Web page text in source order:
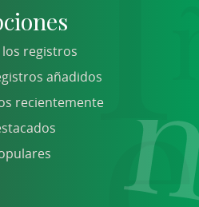
los registros
añadidos
recientemente